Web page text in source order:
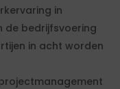
in
de bedrijfsvoering
in acht worden